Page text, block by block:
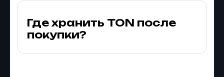
Где хранить TON после
покупки?